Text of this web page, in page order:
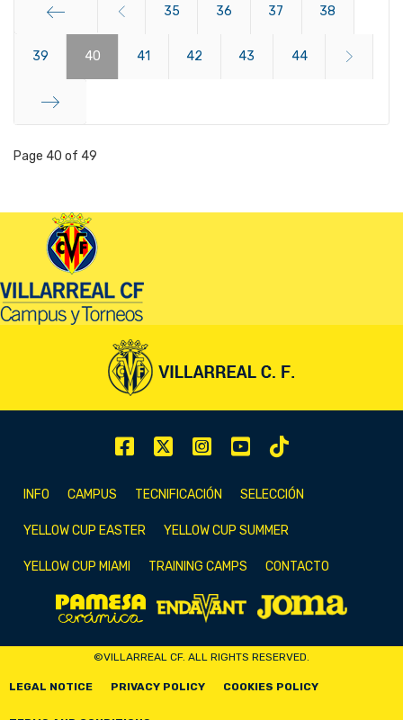
Start
35 36 37 38
39 40 41 42 43 44
Page 40 of 49
INFO CAMPUS TECNIFICACIÓN SELECCIÓN
YELLOW CUP EASTER YELLOW CUP SUMMER
YELLOW CUP MIAMI TRAINING CAMPS CONTACTO
©VILLARREAL CF. ALL RIGHTS RESERVED.
LEGAL NOTICE PRIVACY POLICY COOKIES POLICY